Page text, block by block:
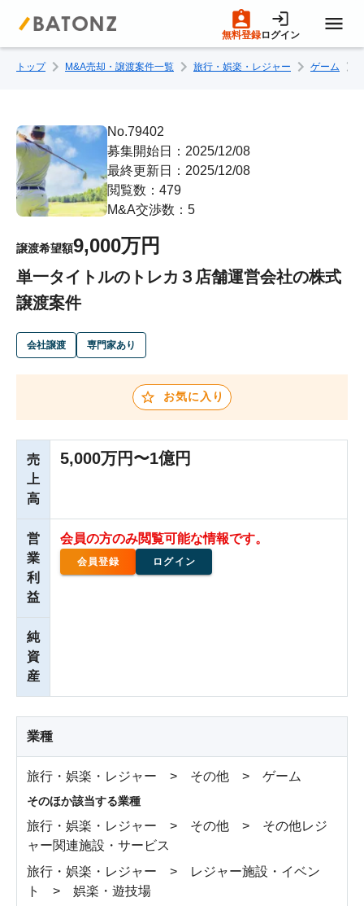
無料登録ログイン
トップページ
M&A案件一覧
売りたい方へ
成約事例
M&A専門家の方へ
トップ M&A売却・譲渡案件一覧 旅行・娯楽・レジャー ゲーム
No.79402
募集開始日：2025/12/08
最終更新日：2025/12/08
閲覧数：479
M&A交渉数：5
譲渡希望額9,000万円
単一タイトルのトレカ３店舗運営会社の株式
譲渡案件
会社譲渡 専門家あり
お気に入り
売
上
高
5,000万円〜1億円
営
業
利
益
会員の方のみ閲覧可能な情報です。
会員登録 ログイン
純
資
産
業種
旅行・娯楽・レジャー > その他 > ゲーム
そのほか該当する業種
旅行・娯楽・レジャー > その他 > その他レジ
ャー関連施設・サービス
旅行・娯楽・レジャー > レジャー施設・イベン
ト > 娯楽・遊技場